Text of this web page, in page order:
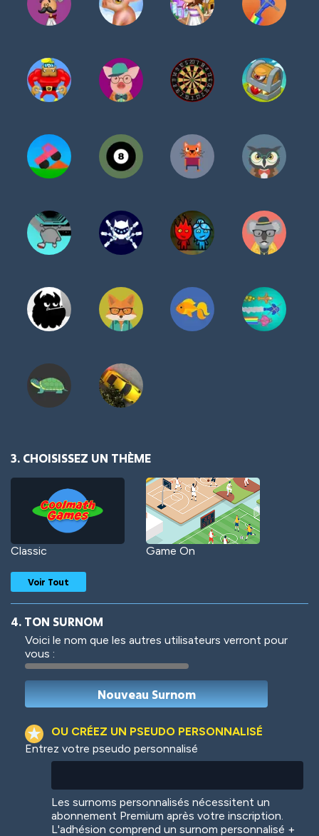
3. CHOISISSEZ UN THÈME
Classic Game On
Woof
Colorful
Voir Tout
4. TON SURNOM
Voici le nom que les autres utilisateurs verront pour
vous :
OU CRÉEZ UN PSEUDO PERSONNALISÉ
Entrez votre pseudo personnalisé
Les surnoms personnalisés nécessitent un
abonnement Premium après votre inscription.
L'adhésion comprend un surnom personnalisé +